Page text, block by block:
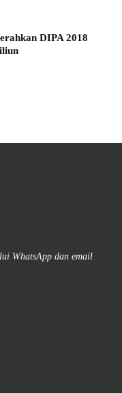
DIPA 2018
WhatsApp dan email